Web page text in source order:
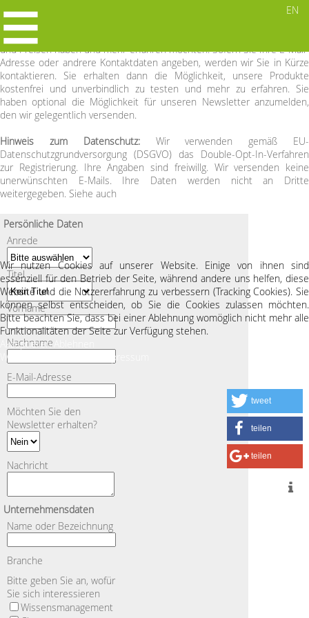
EN
Sie interessieren sich für den
Einsatz der ExpertFinder-Software?
Sie haben folgende Möglichkeiten:
Füllen Sie folgendes Formular aus und klicken Sie anschließend auf
Senden. Wir versenden keine unerwünschten E-Mails!
Bitte beachten Sie:
Dieses Formular dient ausschließlich dem Zweck
der Registrierung zur Kontaktaufnahme mit C³ networking solutions, für
den Fall, dass Sie Interesse an unseren Produkten, Dienstleistungen
und Preisen haben und mehr erfahren möchten. Sofern Sie Ihre E-Mail-
Adresse oder andrere Kontaktdaten angeben, werden wir Sie in Kürze
kontaktieren. Sie erhalten dann die Möglichkeit, unsere Produkte
kostenfrei und unverbindlich zu testen und mehr zu erfahren. Sie
haben optional die Möglichkeit für unseren Newsletter anzumelden,
den wir gelegentlich versenden.
Hinweis zum Datenschutz: Wir verwenden gemäß EU-
Datenschutzgrundversorgung (DSGVO) das Double-Opt-In-Verfahren
zur Registrierung. Ihre Angaben sind freiwillg. Wir versenden keine
unerwünschten E-Mails. Ihre Daten werden nicht an Dritte
weitergegeben. Siehe auch
Persönliche Daten
Anrede
Titel
Vorname
Nachname
E-Mail-Adresse
Möchten Sie den
Newsletter erhalten?
Nachricht
Unternehmensdaten
Name oder Bezeichnung
Branche
Bitte geben Sie an, wofür
Sie sich interessieren
Wissensmanagement
info@c3-networking.de
+49 (0) 228 38757858
Home
Lösungen
Service
Unternehmen
Lösungen
Wegweiser
Wissensmanagement
Service
Support
Referenzen
Partner
tweet
teilen
teilen
Wir nutzen Cookies auf unserer Website. Einige von ihnen sind
essenziell für den Betrieb der Seite, während andere uns helfen, diese
Website und die Nutzererfahrung zu verbessern (Tracking Cookies). Sie
können selbst entscheiden, ob Sie die Cookies zulassen möchten.
Bitte beachten Sie, dass bei einer Ablehnung womöglich nicht mehr alle
Funktionalitäten der Seite zur Verfügung stehen.
Akzeptieren
Weitere Informationen
Impressum